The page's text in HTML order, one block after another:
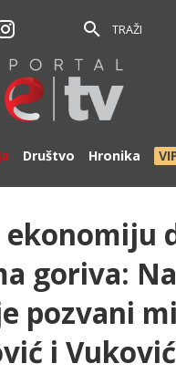
TRAŽI
Društvo Hronika
ekonomiju
goriva: Na
pozvani
i Vuković